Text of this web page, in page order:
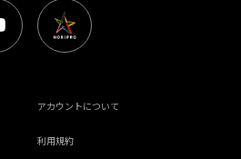
アカウントについて
利用規約